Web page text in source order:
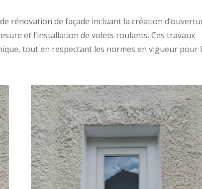
rénovation de façade incluant la création
et l’installation de volets roulants. Ces travaux
tout en respectant les normes en vigueur pour